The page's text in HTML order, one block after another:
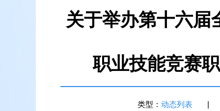
关于举办第十六届
职业技能竞赛
类型： 动态列表